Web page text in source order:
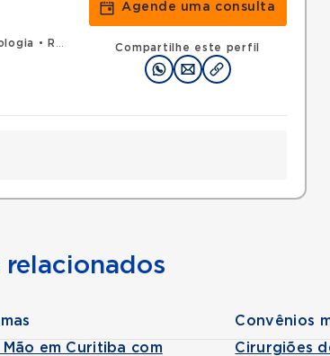
•
RQE 1659 - Cirurgia da mão
Agende uma consulta
Compartilhe este perfil
relacionados
em Curitiba com
Convênios
Cirurgiões